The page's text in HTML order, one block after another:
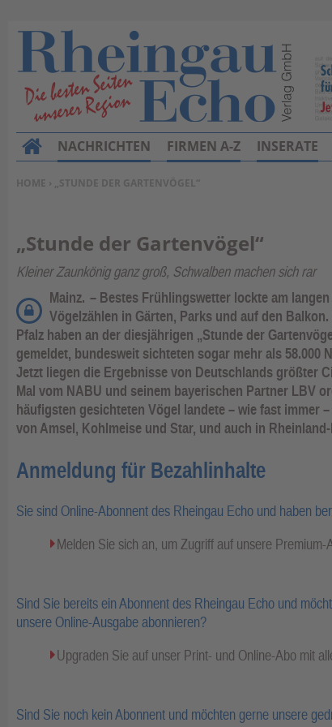
SIE BEFINDEN SICH HIER:
HOME › „STUNDE DER GARTENVÖGEL“
„Stunde der Gartenvögel“
Kleiner Zaunkönig ganz groß, Schwalben machen sich rar
Mainz. – Bestes Frühlingswetter lockte am
Vögelzählen in Gärten, Parks und auf den
Pfalz haben an der diesjährigen „Stunde der
gemeldet, bundesweit sichteten sogar mehr als 58.000
Jetzt liegen die Ergebnisse von Deutschlands größter
Mal vom NABU und seinem bayerischen Partner LBV
häufigsten gesichteten Vögel landete – wie fast immer
von Amsel, Kohlmeise und Star, und auch in
Anmeldung für Bezahlinhalte
Sie sind Online-Abonnent des Rheingau Echo und haben
Melden Sie sich an, um Zugriff auf unsere Premium-
Sind Sie bereits ein Abonnent des Rheingau Echo und
unsere Online-Ausgabe abonnieren?
Upgraden Sie auf unser Print- und Online-Abo mit
Sind Sie noch kein Abonnent und möchten gerne unsere
H
o
NACHRICHTEN FIRMEN A-Z INSERATE